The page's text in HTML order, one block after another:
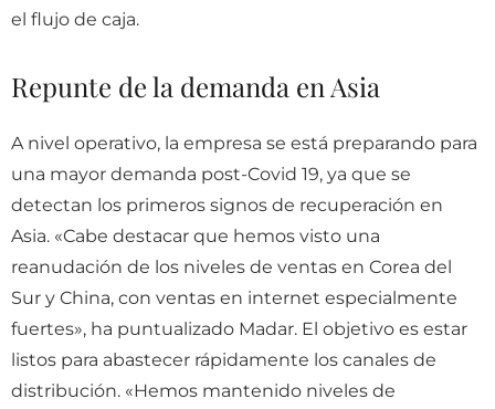
el flujo de caja.
Repunte de la demanda en Asia
A nivel operativo, la empresa se está preparando para
una mayor demanda post-Covid 19, ya que se
detectan los primeros signos de recuperación en
Asia. «Cabe destacar que hemos visto una
reanudación de los niveles de ventas en Corea del
Sur y China, con ventas en internet especialmente
fuertes», ha puntualizado Madar. El objetivo es estar
listos para abastecer rápidamente los canales de
distribución. «Hemos mantenido niveles de